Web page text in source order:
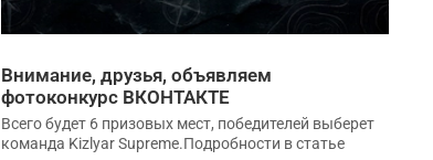
Внимание, друзья, объявляем
фотоконкурс ВКОНТАКТЕ
Всего будет 6 призовых мест, победителей выберет
команда Kizlyar Supreme.Подробности в статье